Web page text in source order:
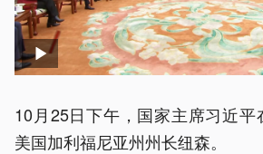
10月25日下午，国家主席习近
美国加利福尼亚州州长纽森。